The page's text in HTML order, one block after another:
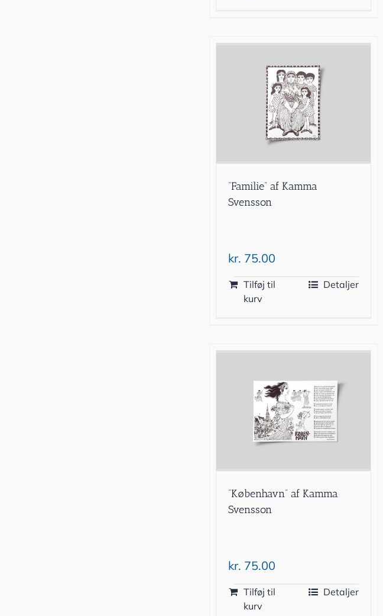
”Familie” af Kamma
Svensson
kr. 75.00
Tilføj til
kurv
Detaljer
”København” af Kamma
Svensson
kr. 75.00
Tilføj til
kurv
Detaljer